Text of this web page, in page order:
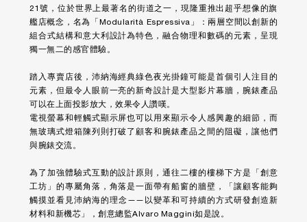
21號，位於世界上最著名的街道之一，現隆重推出超乎想像的旗
艦店概念，名為「Modularità Espressiva」：兩層空間以創新的
組合式結構和意大利設計為特色，融合物理和數碼的元素，呈現
獨一無二的感官體驗。
踏入專賣店後，沛納海經典綠色夜光掛鐘可能是首個引人注目的
元素，但最令人眼前一亮的新奇設計是大型影片幕牆，腕錶產品
可以在上面投影放大，效果令人讚嘆。
電視螢幕和輕觸式顯示屏也可以用來顯示令人感興趣的細節，而
無玻璃式燈箱陳列則打破了顧客和腕錶產品之間的阻礙，讓他們
與腕錶交流。
為了加強體驗式互動的設計原則，通往二樓的樓梯下方是「創意
工坊」的專屬角落，角落是一面帶有船窗的牆壁，「讓顧客能夠
觸摸並看見沛納海的理念——以變革和可持續的方式研發創造新
材料和新機芯」，創意總監Alvaro Maggini如是說。